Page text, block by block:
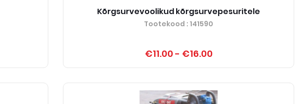
Kõrgsurvevoolikud kõrgsurvepesuritele
Tootekood : 141590
€11.00 - €16.00